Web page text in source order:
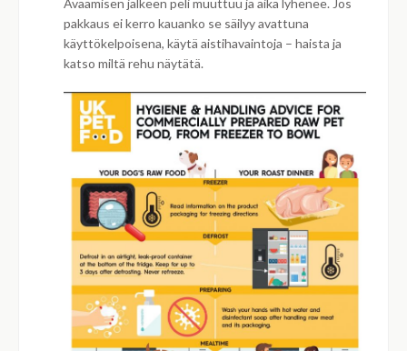
Avaamisen jälkeen peli muuttuu ja aika lyhenee. Jos
pakkaus ei kerro kauanko se säilyy avattuna
käyttökelpoisena, käytä aistihavaintoja – haista ja
katso miltä rehu näytätä.